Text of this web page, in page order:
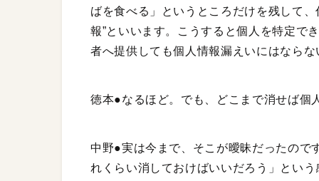
ばを食べる」というところだけを残して
報”といいます。こうすると個人を特定で
者へ提供しても個人情報漏えいにはならな
徳本●なるほど。でも、どこまで消せば個
中野●実は今まで、そこが曖昧だったので
れくらい消しておけばいいだろう」とい